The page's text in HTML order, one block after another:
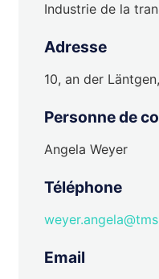
Industrie de la
Adresse
10, an der
Personne de
Angela Weyer
Téléphone
Email